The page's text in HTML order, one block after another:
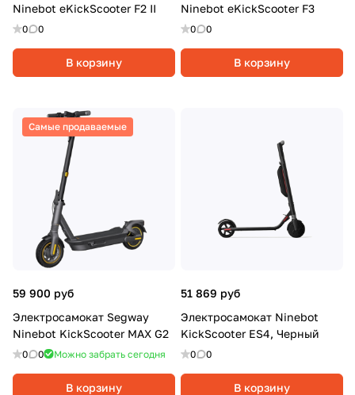
Ninebot eKickScooter F2 II
0 0
В корзину
Ninebot eKickScooter F3
0 0
В корзину
Самые продаваемые
59 900 руб
Электросамокат Segway
Ninebot KickScooter MAX G2
0 0 Можно забрать сегодня
В корзину
51 869 руб
Электросамокат Ninebot
KickScooter ES4, Черный
0 0
В корзину